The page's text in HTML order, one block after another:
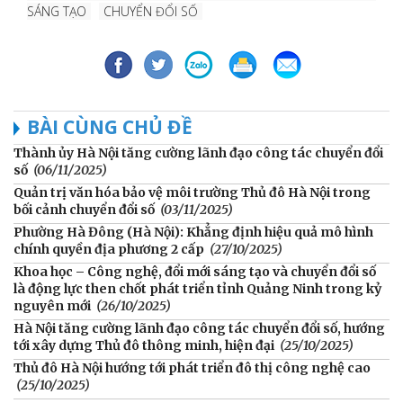
SÁNG TẠO
CHUYỂN ĐỔI SỐ
BÀI CÙNG CHỦ ĐỀ
Thành ủy Hà Nội tăng cường lãnh đạo công tác chuyển đổi
số (06/11/2025)
Quản trị văn hóa bảo vệ môi trường Thủ đô Hà Nội trong
bối cảnh chuyển đổi số (03/11/2025)
Phường Hà Đông (Hà Nội): Khẳng định hiệu quả mô hình
chính quyền địa phương 2 cấp (27/10/2025)
Khoa học – Công nghệ, đổi mới sáng tạo và chuyển đổi số
là động lực then chốt phát triển tỉnh Quảng Ninh trong kỷ
nguyên mới (26/10/2025)
Hà Nội tăng cường lãnh đạo công tác chuyển đổi số, hướng
tới xây dựng Thủ đô thông minh, hiện đại (25/10/2025)
Thủ đô Hà Nội hướng tới phát triển đô thị công nghệ cao
(25/10/2025)